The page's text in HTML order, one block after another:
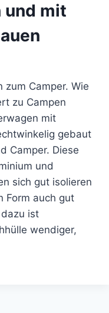
und mit
zum Camper. Wie
zu Campen
mit
gebaut
Camper. Diese
und
sich gut isolieren
Form auch gut
ist
wendiger,